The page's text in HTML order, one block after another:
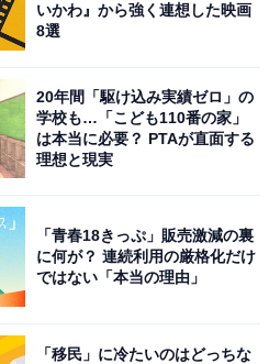
。フォークだけで簡単に切れ
印象は継続し、ぷるっとし
ていることを忘れてしまう
るパンの風味で、ハッと思い
製のフレンチ液に漬け込み、
製法がこのような食感を生
いかわ』から強く連想した映画
8選
20年間「駆け込み実績ゼロ」の
学校も…「こども110番の家」
は本当に必要？ PTAが直面する
理想と現実
「青春18きっぷ」販売激減の裏
に何が？ 連続利用の厳格化だけ
ではない「本当の理由」
「移民」に冷たいのはどっちな